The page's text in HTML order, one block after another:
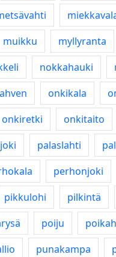
muikku myllyranta
nokkahauki
onkikala
onkiretki onkitaito
palaslahti
perhonjoki
pikkulohi pilkintä
poiju
punakampa